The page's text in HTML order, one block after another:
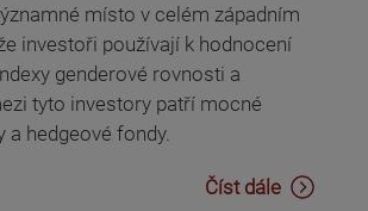
místo v celém západním
investoři používají k hodnocení
genderové rovnosti a
tyto investory patří mocné
a hedgeové fondy.
Číst dále